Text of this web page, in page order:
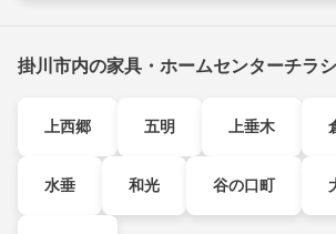
掛川市内の家具・ホームセンターチラ
上西郷 五明 上垂木
水垂 和光 谷の口町